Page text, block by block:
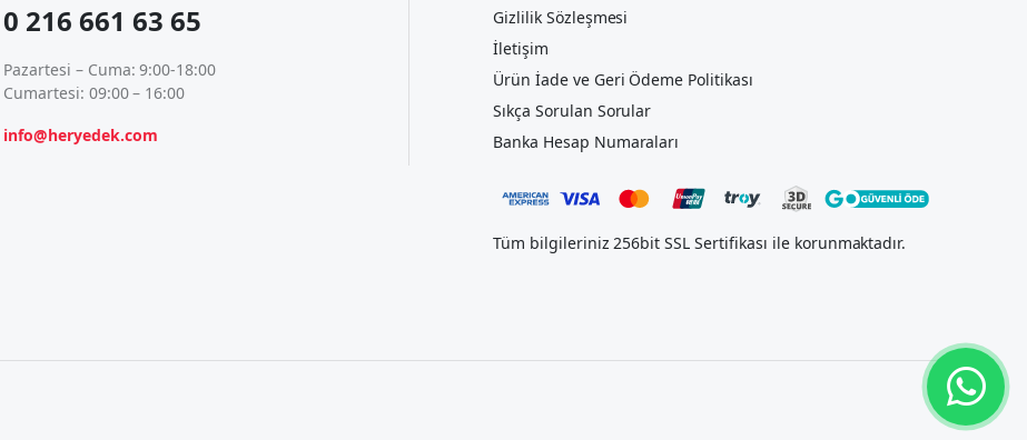
0 216 661 63 65
Pazartesi – Cuma: 9:00-18:00
Cumartesi: 09:00 – 16:00
info@heryedek.com
Gizlilik Sözleşmesi
İletişim
Ürün İade ve Geri Ödeme Politikası
Sıkça Sorulan Sorular
Banka Hesap Numaraları
Tüm bilgileriniz 256bit SSL Sertifikası ile korunmaktadır.